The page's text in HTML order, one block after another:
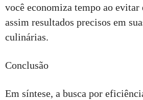
você economiza tempo ao evitar
assim resultados precisos em
culinárias.
Conclusão
Em síntese, a busca por